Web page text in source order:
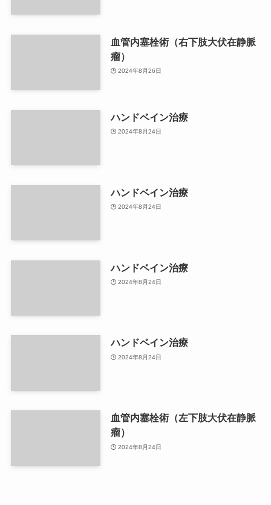
血管内塞栓術（右下肢大伏在静脈
瘤）
2024年8月26日
ハンドベイン治療
2024年8月24日
ハンドベイン治療
2024年8月24日
ハンドベイン治療
2024年8月24日
ハンドベイン治療
2024年8月24日
血管内塞栓術（左下肢大伏在静脈
瘤）
2024年8月24日